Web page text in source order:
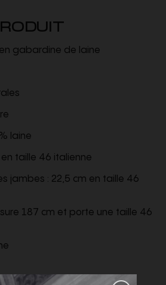
gabardine de laine
laine
taille 46 italienne
jambes : 22,5 cm en taille 46
187 cm et porte une taille 46